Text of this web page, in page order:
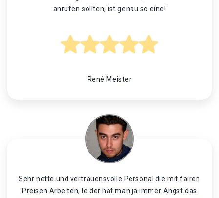
anrufen sollten, ist genau so eine!
René Meister
Sehr nette und vertrauensvolle Personal die mit fairen
Preisen Arbeiten, leider hat man ja immer Angst das